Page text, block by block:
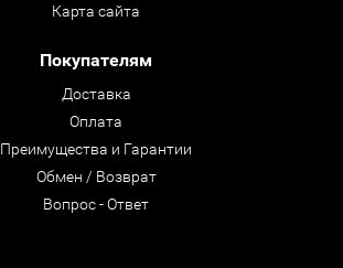
Карта сайта
Покупателям
Доставка
Оплата
Преимущества и Гарантии
Обмен / Возврат
Вопрос - Ответ